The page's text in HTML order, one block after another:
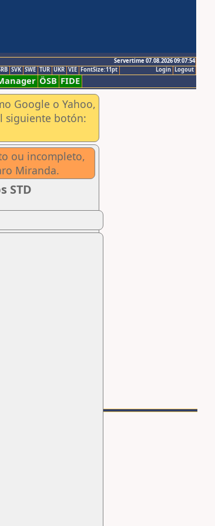
Servertime 07.08.2026 09:07:54
Logout
Login
SVK SWE TUR UKR VIE FontSize:11pt
ÖSB FIDE
Google o Yahoo,
siguiente botón:
ou incompleto,
Miranda.
STD